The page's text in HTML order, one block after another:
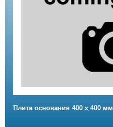
Плита основания 400 х 400 мм